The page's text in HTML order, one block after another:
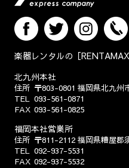
楽器レンタルの［
北九州本社
住所 〒803-0801 福岡県北九州
TEL 093-561-0871
FAX 093-561-0825
福岡本社営業所
住所 〒811-2112 福岡県糟屋郡
TEL 092-937-5531
FAX 092-937-5532